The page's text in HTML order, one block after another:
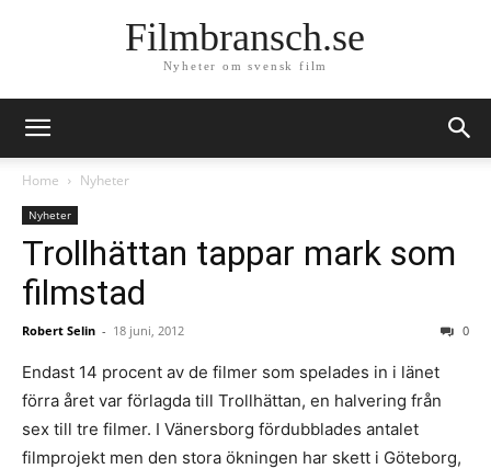
Filmbransch.se
Nyheter om svensk film
Home Nyheter
Nyheter
Trollhättan tappar mark som
filmstad
Robert Selin - 18 juni, 2012 0
Endast 14 procent av de filmer som spelades in i länet
förra året var förlagda till Trollhättan, en halvering från
sex till tre filmer. I Vänersborg fördubblades antalet
filmprojekt men den stora ökningen har skett i Göteborg,